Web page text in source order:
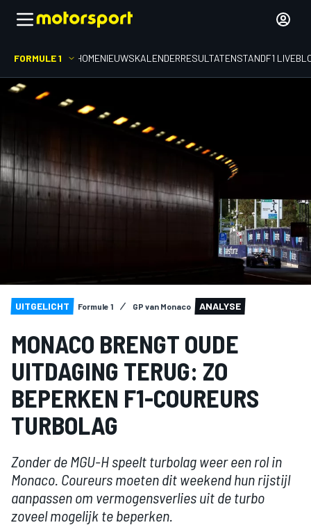
FORMULE 1 HOMENIEUWSKALENDERRESULTATENSTANDF1
UITGELICHT Formule 1 GP van Monaco ANALYSE
MONACO BRENGT OUDE
UITDAGING TERUG: ZO
BEPERKEN F1-COUREURS
TURBOLAG
Zonder de MGU-H speelt turbolag weer een rol in
Monaco. Coureurs moeten dit weekend hun rijstijl
aanpassen om vermogensverlies uit de turbo
zoveel mogelijk te beperken.